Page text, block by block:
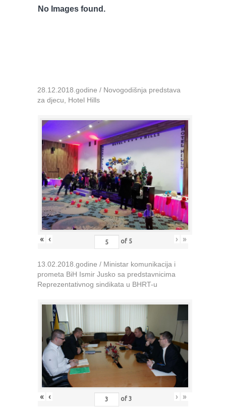
No Images found.
28.12.2018.godine / Novogodišnja predstava
za djecu, Hotel Hills
« ‹ of 5 › »
13.02.2018.godine / Ministar komunikacija i
prometa BiH Ismir Jusko sa predstavnicima
Reprezentativnog sindikata u BHRT-u
« ‹ of 3 › »